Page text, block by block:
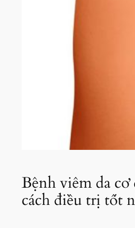
Bệnh viêm da cơ
cách điều trị tốt